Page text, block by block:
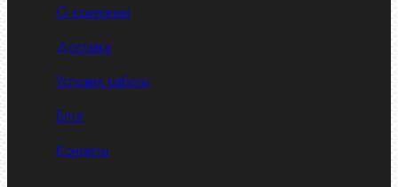
О компании
Доставка
Условия работы
Блог
Контакты